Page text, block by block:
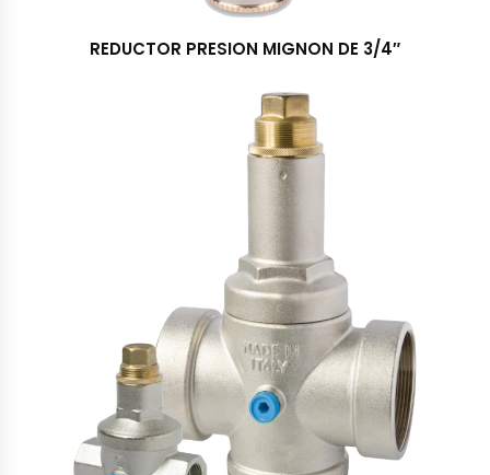
REDUCTOR PRESION MIGNON DE 3/4″